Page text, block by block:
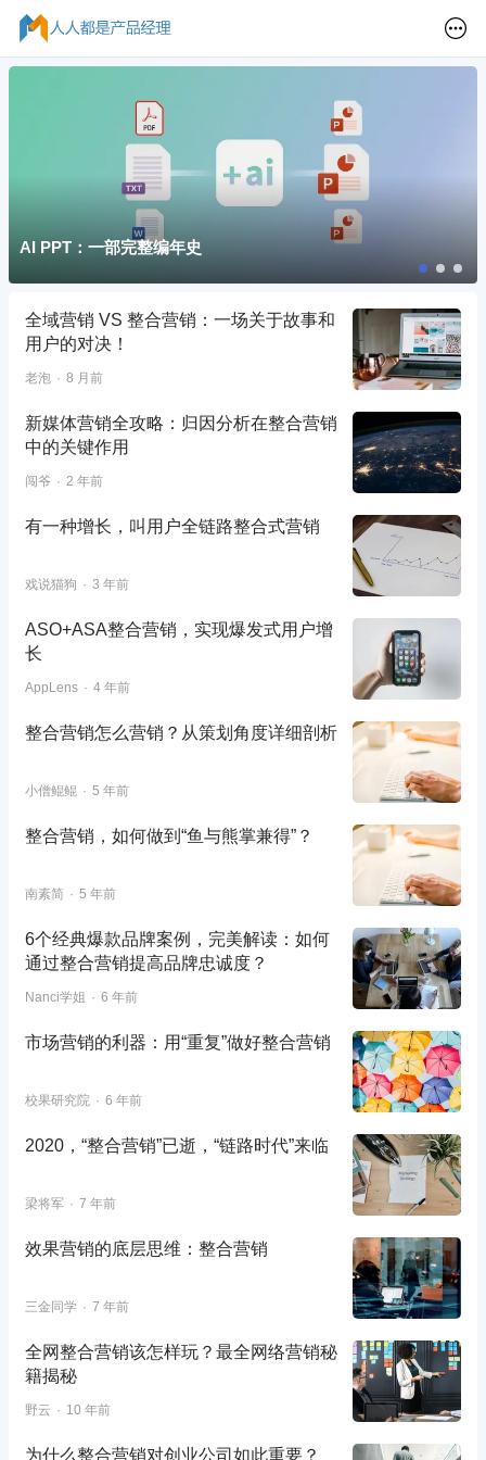
AI PPT：一部完整编年史
全域营销 VS 整合营销：一场关于故事和
用户的对决！
老泡 8 月前
新媒体营销全攻略：归因分析在整合营销
中的关键作用
闯爷 2 年前
有一种增长，叫用户全链路整合式营销
戏说猫狗 3 年前
ASO+ASA整合营销，实现爆发式用户增
长
AppLens 4 年前
整合营销怎么营销？从策划角度详细剖析
小僧鲲鲲 5 年前
整合营销，如何做到“鱼与熊掌兼得”？
南素简 5 年前
6个经典爆款品牌案例，完美解读：如何
通过整合营销提高品牌忠诚度？
Nanci学姐 6 年前
市场营销的利器：用“重复”做好整合营销
校果研究院 6 年前
2020，“整合营销”已逝，“链路时代”来临
梁将军 7 年前
效果营销的底层思维：整合营销
三金同学 7 年前
全网整合营销该怎样玩？最全网络营销秘
籍揭秘
野云 10 年前
为什么整合营销对创业公司如此重要？